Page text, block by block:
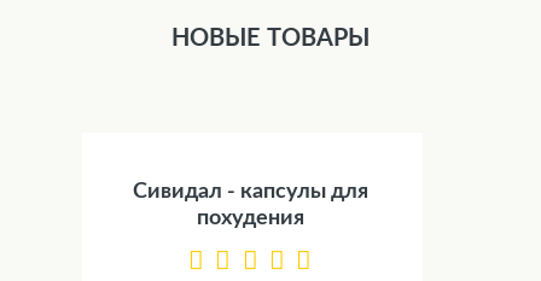
НОВЫЕ ТОВАРЫ
Сивидал - капсулы для
похудения